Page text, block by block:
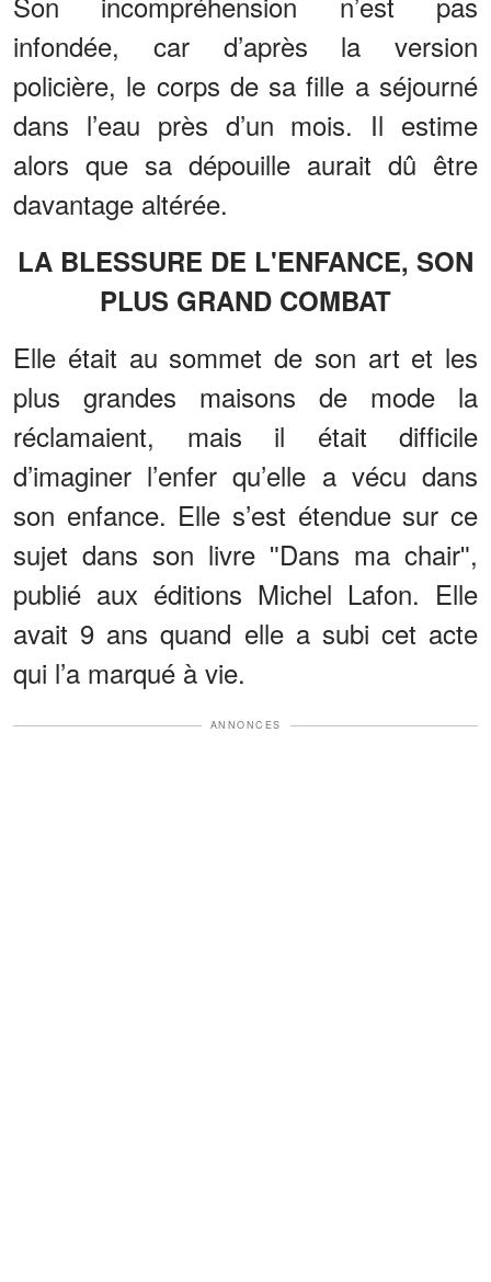
infondée, car d’après la version
policière, le corps de sa fille a séjourné
dans l’eau près d’un mois. Il estime
alors que sa dépouille aurait dû être
davantage altérée.
LA BLESSURE DE L'ENFANCE, SON
PLUS GRAND COMBAT
Elle était au sommet de son art et les
plus grandes maisons de mode la
réclamaient, mais il était difficile
d’imaginer l’enfer qu’elle a vécu dans
son enfance. Elle s’est étendue sur ce
sujet dans son livre ʺDans ma chairʺ,
publié aux éditions Michel Lafon. Elle
avait 9 ans quand elle a subi cet acte
qui l’a marqué à vie.
ANNONCES